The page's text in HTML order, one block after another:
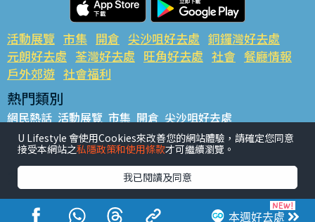
本週好去處
活動展覽 市集 開倉 尖沙咀好去處 銅鑼灣好去處
元朗好去處 荃灣好去處 旺角好去處 社會 餐廳情報
戶外郊遊 社會福利
熱門類別
網民熱話 活動展覽 市集 開倉 尖沙咀好去處
銅鑼灣好去處 元朗好去處 荃灣好去處 旺角好去處 社會
餐廳情報 戶外郊遊
熱門標籤
#UGO搵好去處 #人氣活動推介 #美食社群熱話
#親子玩樂好去處
#ULifestyle應用程式
#限時搶
U Lifestyle 會使用Cookies來改善您的網站體驗，請確定您同意
接受本網站之私隱政策和使用條款才可繼續瀏覽。
我已閱讀及同意